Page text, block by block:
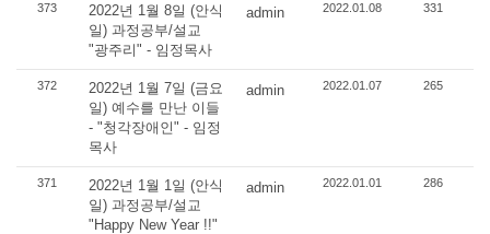
373
2022년 1월 8일 (안식
일) 과정공부/설교
"광주리" - 임정목사
admin 2022.01.08 331
372
2022년 1월 7일 (금요
일) 예수를 만난 이들
- "청각장애인" - 임정
목사
admin 2022.01.07 265
371
2022년 1월 1일 (안식
일) 과정공부/설교
"Happy New Year !!"
admin 2022.01.01 286